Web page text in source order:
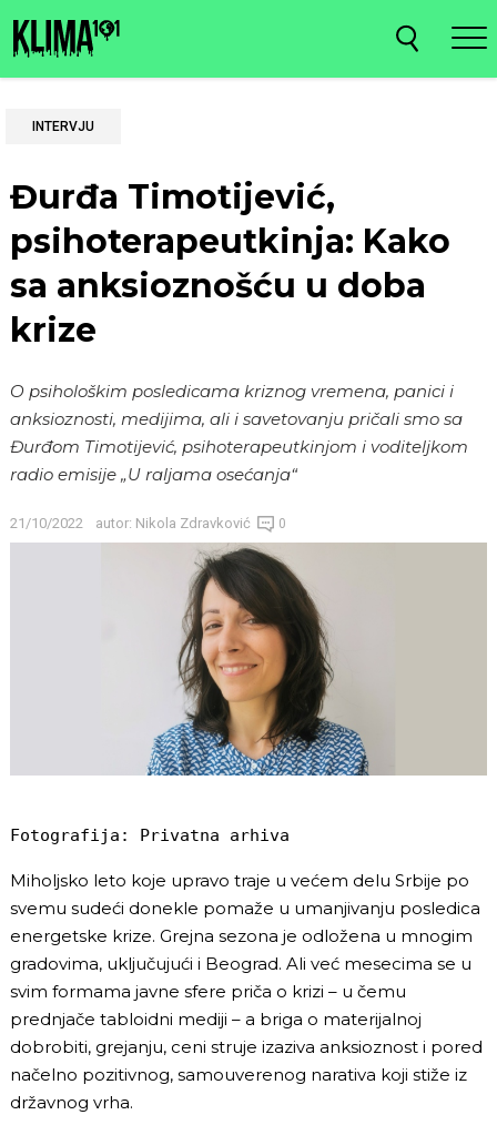
INTERVJU
Đurđa Timotijević,
psihoterapeutkinja: Kako
sa anksioznošću u doba
krize
O psihološkim posledicama kriznog vremena, panici i
anksioznosti, medijima, ali i savetovanju pričali smo sa
Đurđom Timotijević, psihoterapeutkinjom i voditeljkom
radio emisije „U raljama osećanja“
21/10/2022 autor: Nikola Zdravković 0
Fotografija: Privatna arhiva
Miholjsko leto koje upravo traje u većem delu Srbije po
svemu sudeći donekle pomaže u umanjivanju posledica
energetske krize. Grejna sezona je odložena u mnogim
gradovima, uključujući i Beograd. Ali već mesecima se u
svim formama javne sfere priča o krizi – u čemu
prednjače tabloidni mediji – a briga o materijalnoj
dobrobiti, grejanju, ceni struje izaziva anksioznost i pored
načelno pozitivnog, samouverenog narativa koji stiže iz
državnog vrha.